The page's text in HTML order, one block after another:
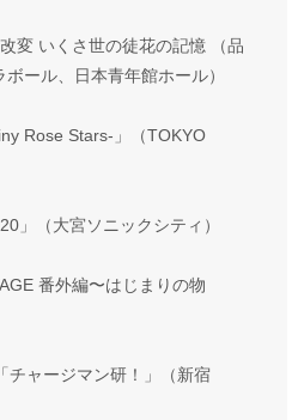
変 いくさ世の徒花の記憶 （品
ール、日本青年館ホール）
Rose Stars-」（TOKYO
」（大宮ソニックシティ）
番外編〜はじまりの物
チャージマン研！」（新宿